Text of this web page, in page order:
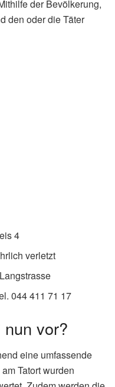
der Bevölkerung,
den oder die Täter
4
verletzt
044 411 71 17
vor?
eine umfassende
Tatort wurden